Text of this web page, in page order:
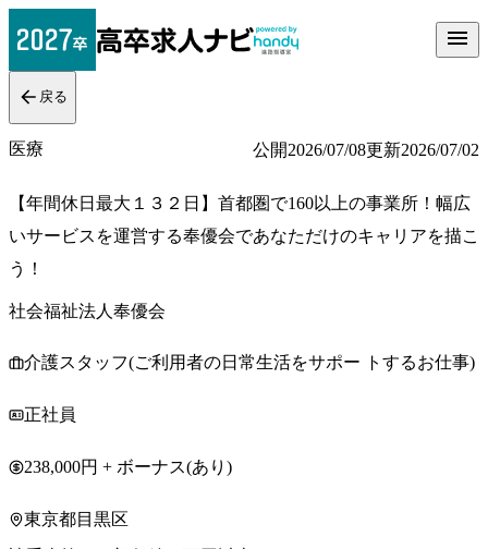
戻る
医療 公開2026/07/08更新2026/07/02
【年間休日最大１３２日】首都圏で160以上の事業所！幅広
いサービスを運営する奉優会であなただけのキャリアを描こ
う！
社会福祉法人奉優会
介護スタッフ(ご利用者の日常生活をサポー トするお仕事)
正社員
238,000円 + ボーナス(あり)
東京都目黒区